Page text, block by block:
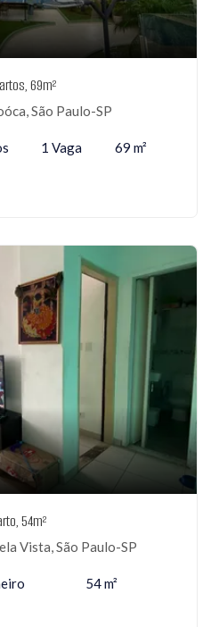
69m²
São Paulo-SP
1 Vaga 69 m²
54m²
Vista, São Paulo-SP
54 m²